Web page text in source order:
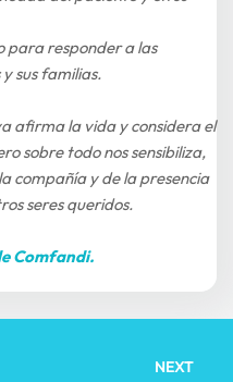
para responder a las
sus familias.
afirma la vida y considera el
sobre todo nos sensibiliza,
compañía y de la presencia
seres queridos.
Comfandi.
NEXT